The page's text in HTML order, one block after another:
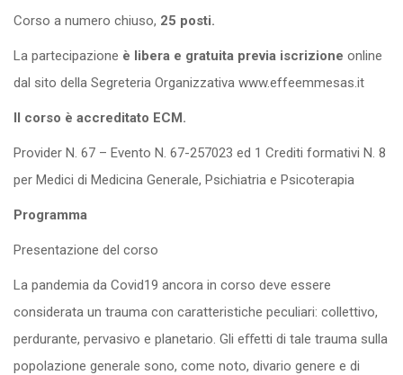
Corso a numero chiuso, 25 posti.
La partecipazione è libera e gratuita previa iscrizione online
dal sito della Segreteria Organizzativa www.effeemmesas.it
Il corso è accreditato ECM.
Provider N. 67 – Evento N. 67-257023 ed 1 Crediti formativi N. 8
per Medici di Medicina Generale, Psichiatria e Psicoterapia
Programma
Presentazione del corso
La pandemia da Covid19 ancora in corso deve essere
considerata un trauma con caratteristiche peculiari: collettivo,
perdurante, pervasivo e planetario. Gli eﬀetti di tale trauma sulla
popolazione generale sono, come noto, divario genere e di